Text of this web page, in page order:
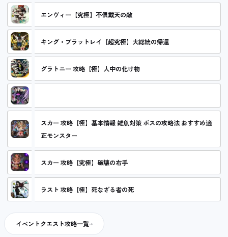
エンヴィー【究極】不倶戴天の敵
キング・ブラットレイ【超究極】大総統の帰還
グラトニー 攻略【極】人中の化け物
スカー 攻略【極】基本情報 雑魚対策 ボスの攻略法 おすすめ適
正モンスター
スカー 攻略【究極】破壊の右手
ラスト 攻略【極】死なざる者の死
イベントクエスト攻略一覧